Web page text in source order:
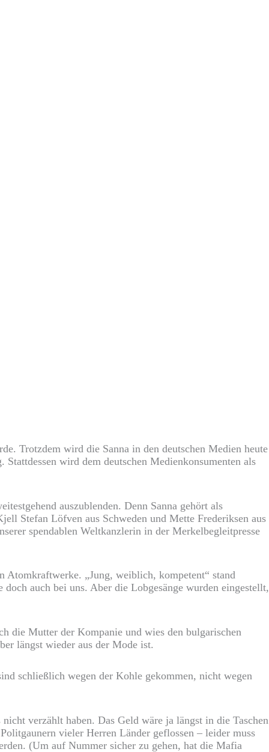
Trotzdem wird die Sanna in den deutschen Medien heute
wird dem deutschen Medienkonsumenten als
auszublenden. Denn Sanna gehört als
Stefan Löfven aus Schweden und Mette Frederiksen aus
spendablen Weltkanzlerin in der Merkelbegleitpresse
Atomkraftwerke. „Jung, weiblich, kompetent“ stand
auch bei uns. Aber die Lobgesänge wurden eingestellt,
die Mutter der Kompanie und wies den bulgarischen
längst wieder aus der Mode ist.
schließlich wegen der Kohle gekommen, nicht wegen
verzählt haben. Das Geld wäre ja längst in die Taschen
vieler Herren Länder geflossen – leider muss
(Um auf Nummer sicher zu gehen, hat die Mafia